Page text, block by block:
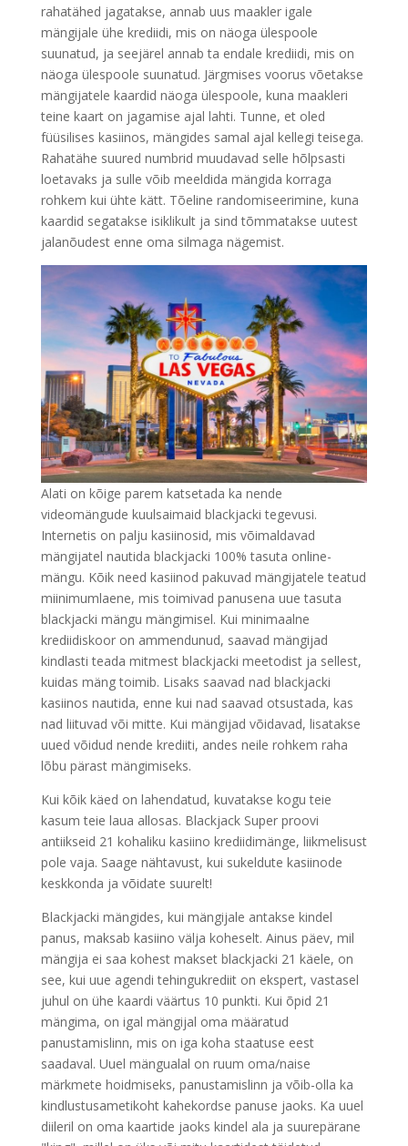
rahatähed jagatakse, annab uus maakler igale
mängijale ühe krediidi, mis on näoga ülespoole
suunatud, ja seejärel annab ta endale krediidi, mis on
näoga ülespoole suunatud. Järgmises voorus võetakse
mängijatele kaardid näoga ülespoole, kuna maakleri
teine ​​kaart on jagamise ajal lahti. Tunne, et oled
füüsilises kasiinos, mängides samal ajal kellegi teisega.
Rahatähe suured numbrid muudavad selle hõlpsasti
loetavaks ja sulle võib meeldida mängida korraga
rohkem kui ühte kätt. Tõeline randomiseerimine, kuna
kaardid segatakse isiklikult ja sind tõmmatakse uutest
jalanõudest enne oma silmaga nägemist.
Alati on kõige parem katsetada ka nende
videomängude kuulsaimaid blackjacki tegevusi.
Internetis on palju kasiinosid, mis võimaldavad
mängijatel nautida blackjacki 100% tasuta online-
mängu. Kõik need kasiinod pakuvad mängijatele teatud
miinimumlaene, mis toimivad panusena uue tasuta
blackjacki mängu mängimisel. Kui minimaalne
krediidiskoor on ammendunud, saavad mängijad
kindlasti teada mitmest blackjacki meetodist ja sellest,
kuidas mäng toimib. Lisaks saavad nad blackjacki
kasiinos nautida, enne kui nad saavad otsustada, kas
nad liituvad või mitte. Kui mängijad võidavad, lisatakse
uued võidud nende krediiti, andes neile rohkem raha
lõbu pärast mängimiseks.
Kui kõik käed on lahendatud, kuvatakse kogu teie
kasum teie laua allosas. Blackjack Super proovi
antiikseid 21 kohaliku kasiino krediidimänge, liikmelisust
pole vaja. Saage nähtavust, kui sukeldute kasiinode
keskkonda ja võidate suurelt!
Blackjacki mängides, kui mängijale antakse kindel
panus, maksab kasiino välja koheselt. Ainus päev, mil
mängija ei saa kohest makset blackjacki 21 käele, on
see, kui uue agendi tehingukrediit on ekspert, vastasel
juhul on ühe kaardi väärtus 10 punkti. Kui õpid 21
mängima, on igal mängijal oma määratud
panustamislinn, mis on iga koha staatuse eest
saadaval. Uuel mängualal on ruum oma/naise
märkmete hoidmiseks, panustamislinn ja võib-olla ka
kindlustusametikoht kahekordse panuse jaoks. Ka uuel
diileril on oma kaartide jaoks kindel ala ja suurepärane